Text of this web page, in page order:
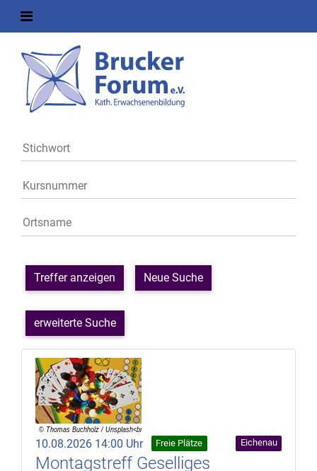
Treffer anzeigen Neue Suche
erweiterte Suche
10.08.2026 14:00 Uhr Freie Plätze Eichenau
Montagstreff Geselliges